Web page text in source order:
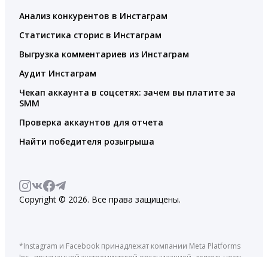
Анализ конкурентов в Инстаграм
Статистика сторис в Инстаграм
Выгрузка комментариев из Инстаграм
Аудит Инстаграм
Чекап аккаунта в соцсетях: зачем вы платите за
SMM
Проверка аккаунтов для отчета
Найти победителя розыгрыша
Copyright © 2026. Все права защищены.
*Instagram и Facebook принадлежат компании Meta Platforms